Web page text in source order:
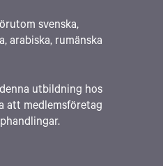
svenska,
arabiska, rumänska
utbildning hos
att medlemsföretag